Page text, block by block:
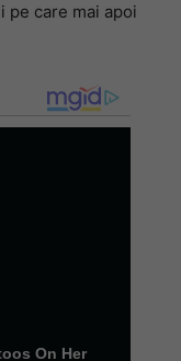
pe care mai apoi